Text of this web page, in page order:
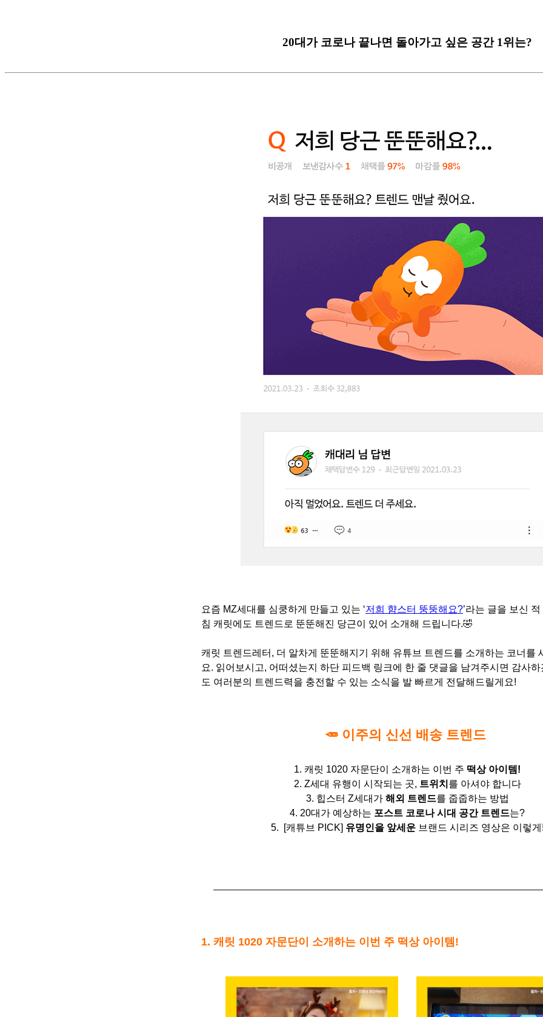
20대가 코로나 끝나면 돌아가고 싶은 공간 1위는?
요즘 MZ세대를 심쿵하게 만들고 있는 ‘저희 햠스터 뚱뚱해요?’라는 글을 보신
침 캐릿에도 트렌드로 뚠뚠해진 당근이 있어 소개해 드립니다.🤣
캐릿 트렌드레터, 더 알차게 뚠뚠해지기 위해 유튜브 트렌드를 소개하는 코너를
요. 읽어보시고, 어떠셨는지 하단 피드백 링크에 한 줄 댓글을 남겨주시면 감사
도 여러분의 트렌드력을 충전할 수 있는 소식을 발 빠르게 전달해드릴게요!
🥕 이주의 신선 배송 트렌드
1. 캐릿 1020 자문단이 소개하는 이번 주 떡상 아이템!
2. Z세대 유행이 시작되는 곳, 트위치 를 아셔야 합니다
3. 힙스터 Z세대가 해외 트렌드를 줍줍하는 방법
4. 20대가 예상하는 포스트 코로나 시대 공간 트렌드는?
5. [캐튜브 PICK] 유명인을 앞세운브랜드 시리즈 영상은 이렇게
1. 캐릿 1020 자문단이 소개하는 이번 주 떡상 아이템!